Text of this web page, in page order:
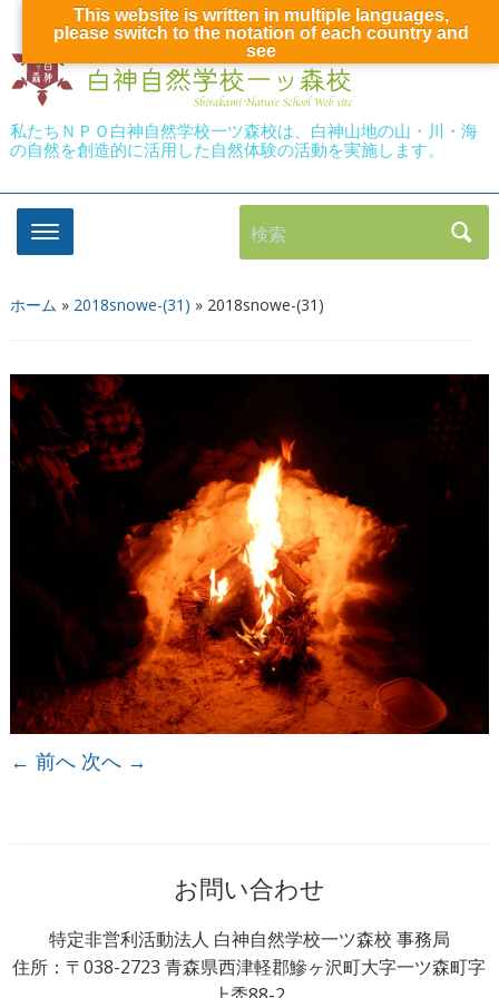
私たちＮＰＯ白神自然学校一ツ森校は、白神山地の山・川・海
の自然を創造的に活用した自然体験の活動を実施します。
検索
ホーム » 2018snowe-(31) » 2018snowe-(31)
← 前へ 次へ →
お問い合わせ
特定非営利活動法人 白神自然学校一ツ森校 事務局
住所：〒038-2723 青森県西津軽郡鰺ヶ沢町大字一ツ森町字
This website is written in multiple languages,
please switch to the notation of each country and
see